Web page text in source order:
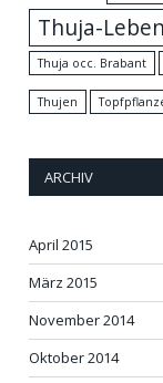
Thuja-
Thuja occ. Brabant
Thujen
ARCHIV
April 2015
März 2015
November 2014
Oktober 2014